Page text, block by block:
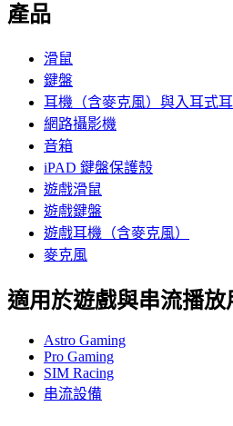
產品
滑鼠
鍵盤
耳機（含麥克風）與入耳式
網路攝影機
音箱
iPAD 鍵盤保護殼
遊戲滑鼠
遊戲鍵盤
遊戲耳機（含麥克風）
麥克風
適用於遊戲與串流播放
Astro Gaming
Pro Gaming
SIM Racing
串流設備